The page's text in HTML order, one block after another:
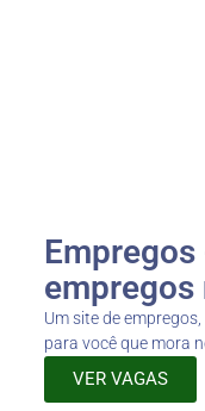
empregos
Um site de
para você que mora
VER VAGAS